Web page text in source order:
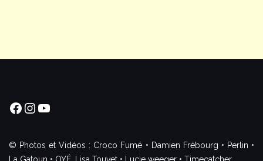
Facebook
Instagram
YouTube
© Photos et Vidéos : Croco Fumé • Damien Frébourg • Perlin •